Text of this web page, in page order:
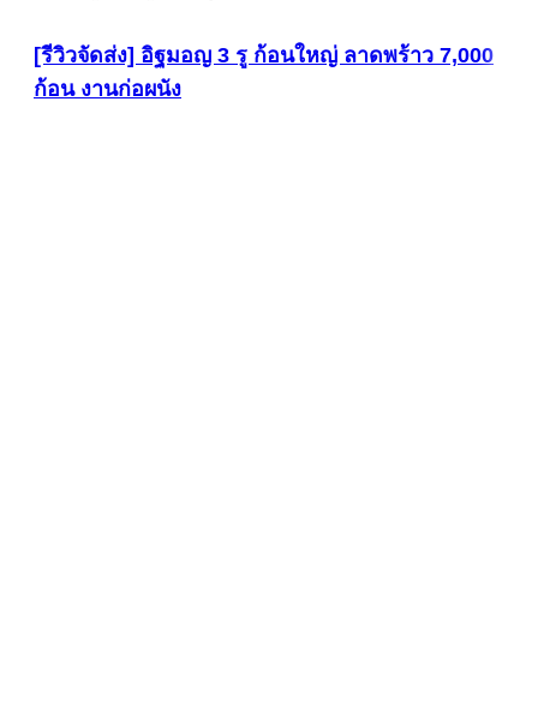
[รีวิวจัดส่ง] อิฐมอญ 3 รู ก้อนใหญ่ ลาดพร้าว 7,000
ก้อน งานก่อผนัง